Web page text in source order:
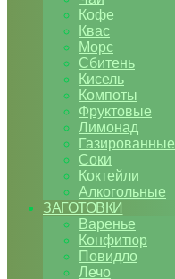
Кофе
Квас
Морс
Сбитень
Кисель
Компоты
Фруктовые
Лимонад
Газированные
Соки
Коктейли
Алкогольные
ЗАГОТОВКИ
Варенье
Конфитюр
Повидло
Лечо